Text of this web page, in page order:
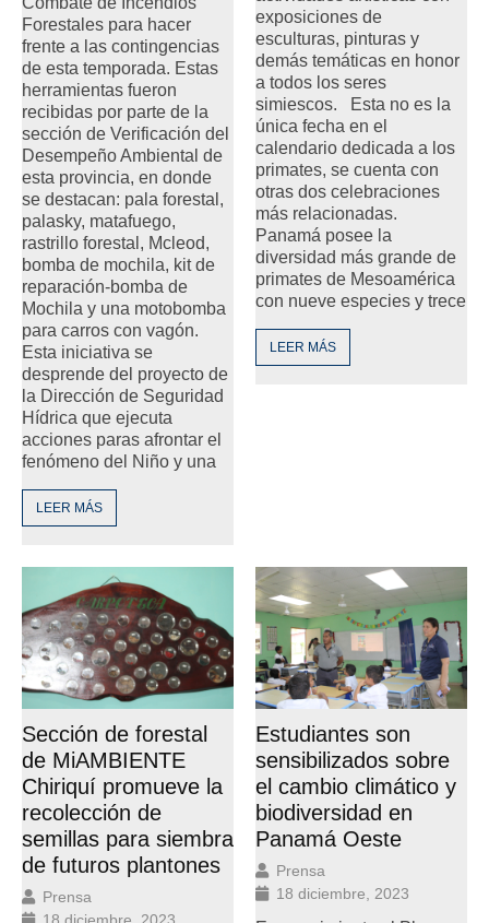
Forestales para hacer
frente a las contingencias
de esta temporada. Estas
herramientas fueron
recibidas por parte de la
sección de Verificación del
Desempeño Ambiental de
esta provincia, en donde
se destacan: pala forestal,
palasky, matafuego,
rastrillo forestal, Mcleod,
bomba de mochila, kit de
reparación-bomba de
Mochila y una motobomba
para carros con vagón.
Esta iniciativa se
desprende del proyecto de
la Dirección de Seguridad
Hídrica que ejecuta
acciones paras afrontar el
fenómeno del Niño y una
LEER MÁS
exposiciones de
esculturas, pinturas y
demás temáticas en honor
a todos los seres
simiescos. Esta no es la
única fecha en el
calendario dedicada a los
primates, se cuenta con
otras dos celebraciones
más relacionadas.
Panamá posee la
diversidad más grande de
primates de Mesoamérica
con nueve especies y trece
LEER MÁS
Sección de forestal
de MiAMBIENTE
Chiriquí promueve la
recolección de
semillas para siembra
de futuros plantones
Prensa
18 diciembre, 2023
Estudiantes son
sensibilizados sobre
el cambio climático y
biodiversidad en
Panamá Oeste
Prensa
18 diciembre, 2023